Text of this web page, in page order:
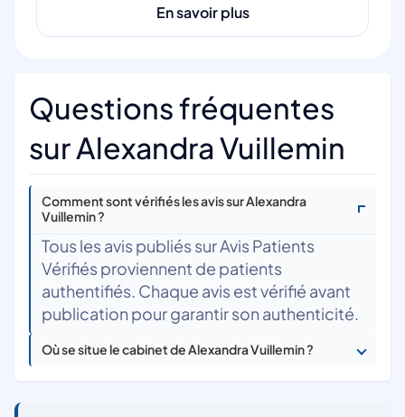
En savoir plus
Questions fréquentes
sur Alexandra Vuillemin
Comment sont vérifiés les avis sur Alexandra
Vuillemin ?
Tous les avis publiés sur Avis Patients
Vérifiés proviennent de patients
authentifiés. Chaque avis est vérifié avant
publication pour garantir son authenticité.
Où se situe le cabinet de Alexandra Vuillemin ?